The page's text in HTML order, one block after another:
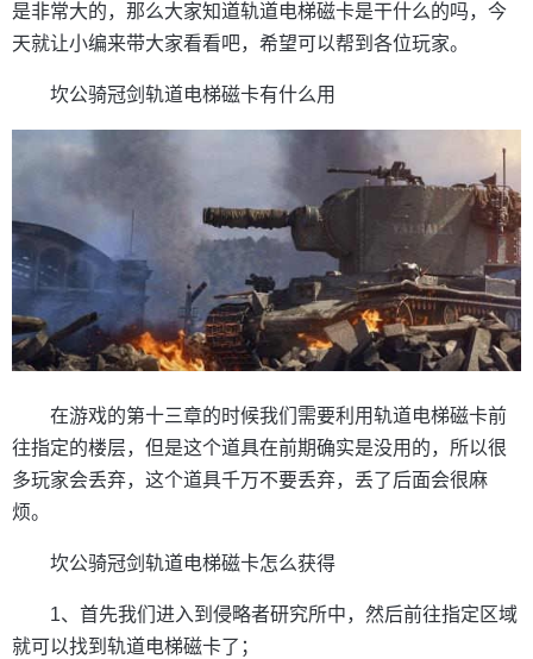
是非常大的，那么大家知道轨道电梯磁卡是干什么的吗，今
天就让小编来带大家看看吧，希望可以帮到各位玩家。
坎公骑冠剑轨道电梯磁卡有什么用
在游戏的第十三章的时候我们需要利用轨道电梯磁卡前
往指定的楼层，但是这个道具在前期确实是没用的，所以很
多玩家会丢弃，这个道具千万不要丢弃，丢了后面会很麻
烦。
坎公骑冠剑轨道电梯磁卡怎么获得
1、首先我们进入到侵略者研究所中，然后前往指定区域
就可以找到轨道电梯磁卡了；